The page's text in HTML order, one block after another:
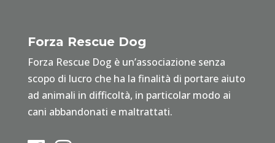
Forza Rescue Dog
Forza Rescue Dog è un’associazione senza
scopo di lucro che ha la finalità di portare aiuto
ad animali in difficoltà, in particolar modo ai
cani abbandonati e maltrattati.